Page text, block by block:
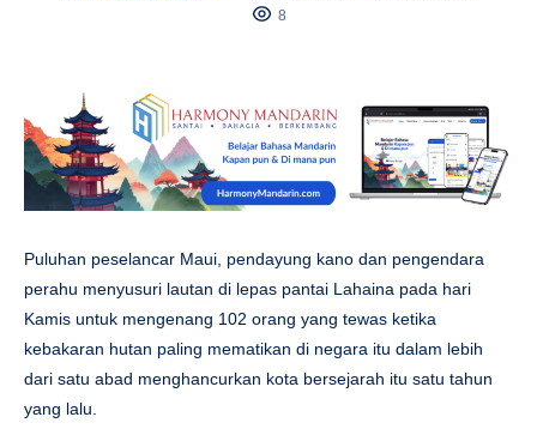
8
Puluhan peselancar Maui, pendayung kano dan pengendara
perahu menyusuri lautan di lepas pantai Lahaina pada hari
Kamis untuk mengenang 102 orang yang tewas ketika
kebakaran hutan paling mematikan di negara itu dalam lebih
dari satu abad menghancurkan kota bersejarah itu satu tahun
yang lalu.